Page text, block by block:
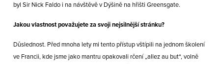
byl Sir Nick Faldo i na návštěvě v Dýšině na hřišti Greensgate.
Jakou vlastnost považujete za svoji nejsilnější stránku?
Důslednost. Před mnoha lety mi tento přístup vštípili na jednom školení
ve Francii, kde jsme jako mantru opakovali rčení „allez au but“, volně